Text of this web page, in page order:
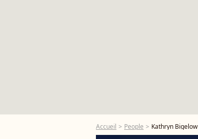
Accueil People Kathryn Bigelow